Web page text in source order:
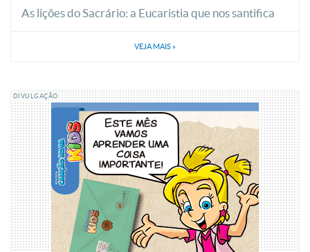
As lições do Sacrário: a Eucaristia que nos santifica
VEJA MAIS »
DIVULGAÇÃO